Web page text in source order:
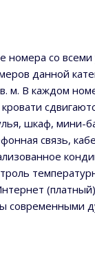
номера со всеми
данной
м. В каждом
шкаф, мини-
связь,
современными